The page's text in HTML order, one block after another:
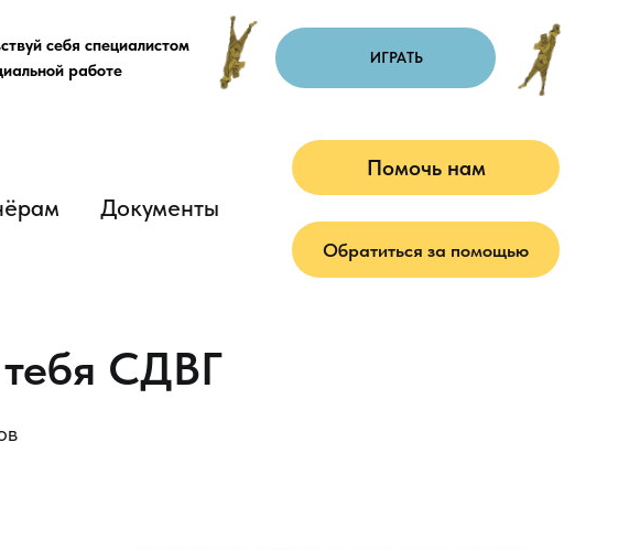
себя специалистом
работе
ИГРАТЬ
Обратиться за помощью
Помочь нам
тебя СДВГ